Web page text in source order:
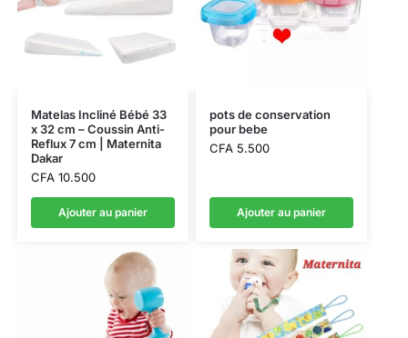
Matelas Incliné Bébé 33
x 32 cm – Coussin Anti-
Reflux 7 cm | Maternita
Dakar
CFA10.500
Ajouter au panier
pots de conservation
pour bebe
CFA5.500
Ajouter au panier